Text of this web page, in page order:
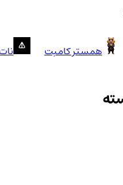
همستر کامبت